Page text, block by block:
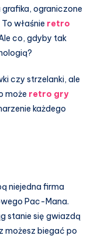
ograniczone
właśnie retro
co, gdyby tak
czy strzelanki, ale
może retro gry
każdego
niejedna firma
Pac-Mana.
stanie się gwiazdą
możesz biegać po